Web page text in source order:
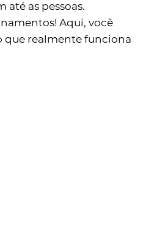
até as pessoas.
Aqui, você
que realmente funciona